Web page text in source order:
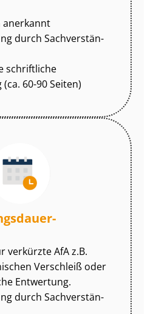
anerkannt
durch Sach­ver­stän­
schriftliche
60-90 Seiten)
verkürzte AfA z.B.
Verschleiß oder
Entwertung.
durch Sach­ver­stän­